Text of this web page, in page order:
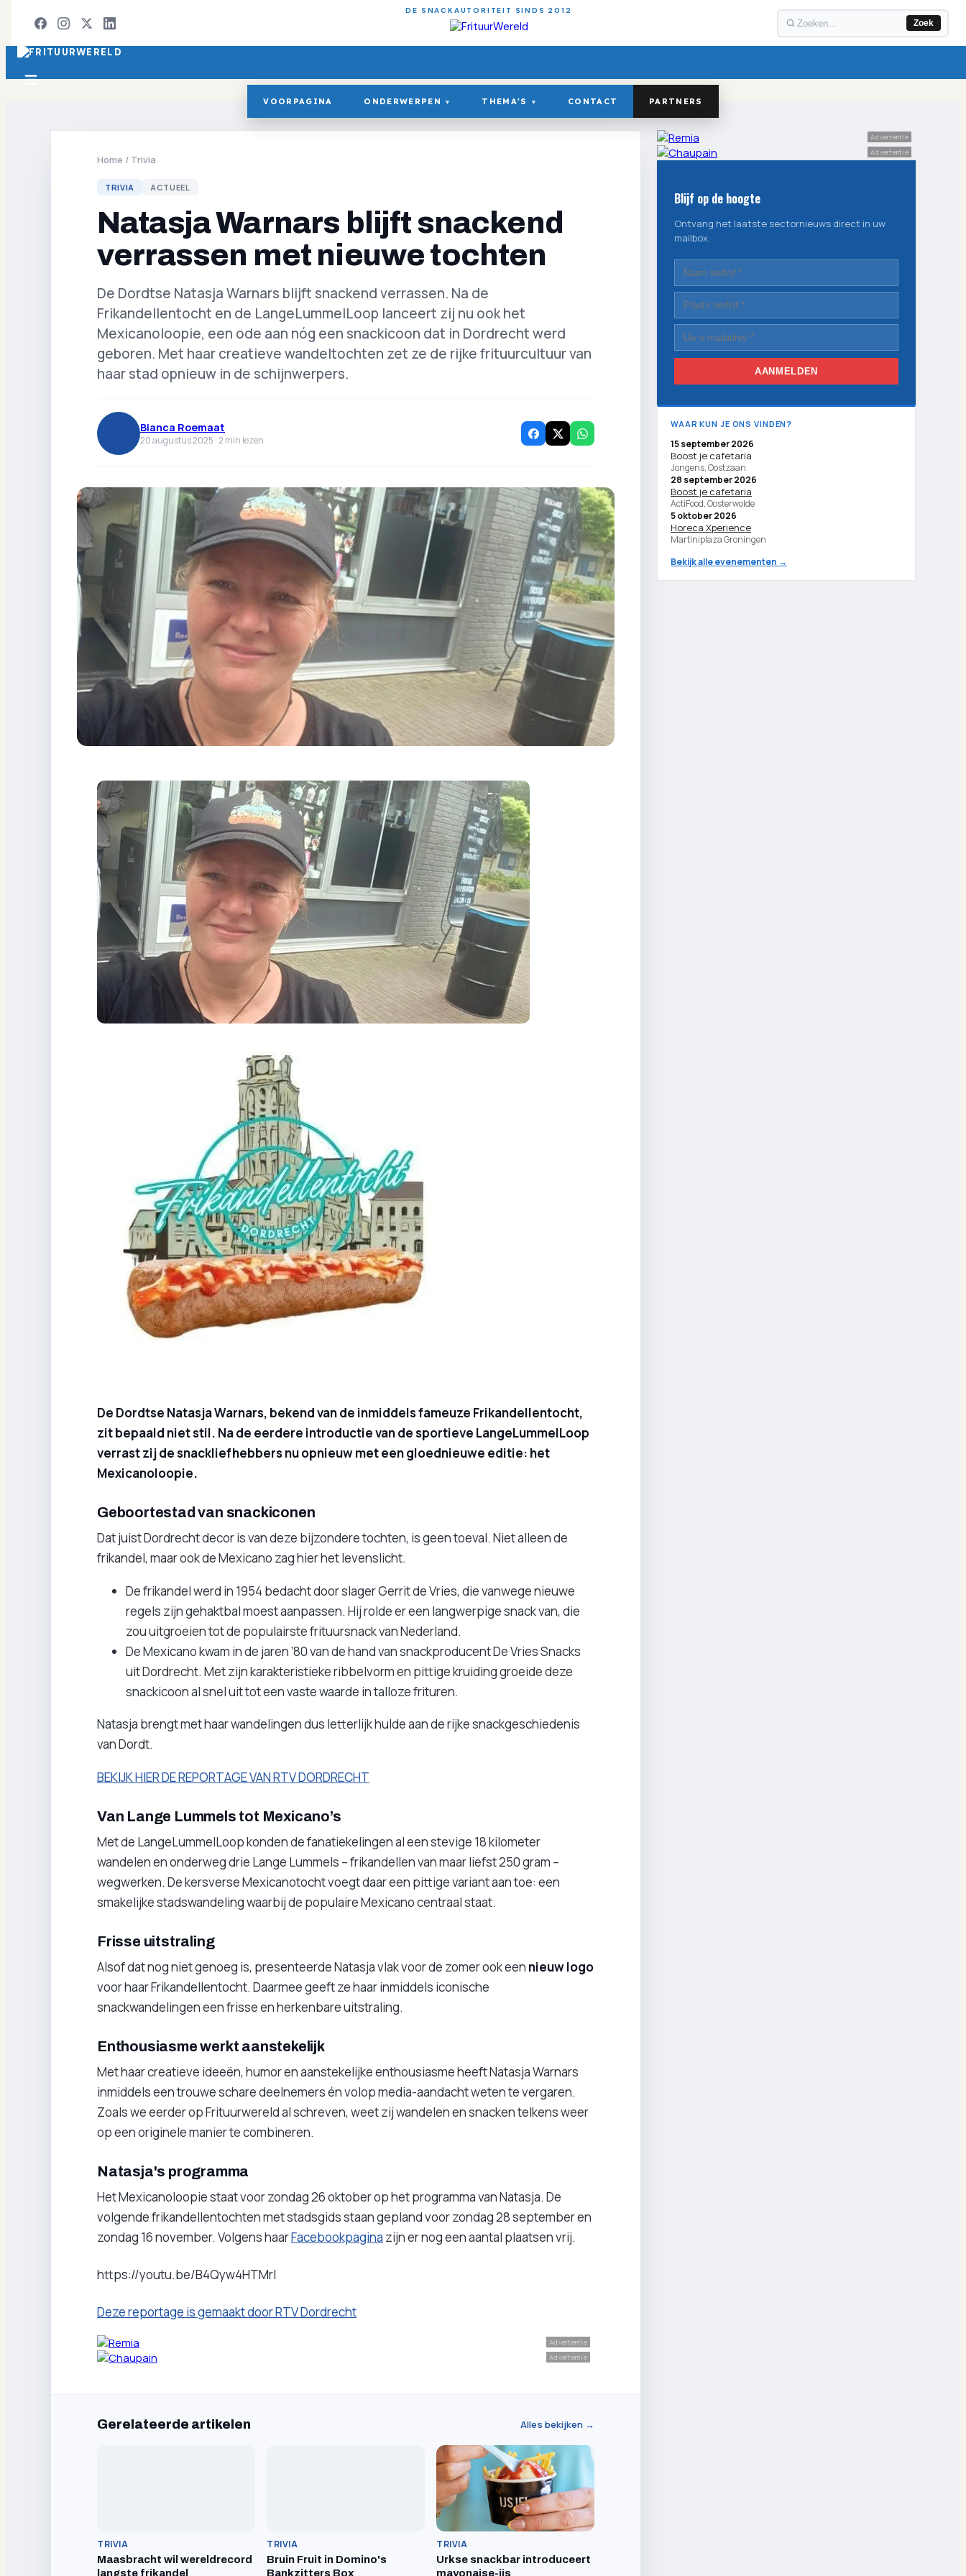
DE SNACKAUTORITEIT SINDS 2012
Zoek
VOORPAGINA ONDERWERPEN ▾ THEMA'S ▾ CONTACT PARTNERS
Home / Trivia
TRIVIA ACTUEEL
Natasja Warnars blijft snackend
verrassen met nieuwe tochten
De Dordtse Natasja Warnars blijft snackend verrassen. Na de
Frikandellentocht en de LangeLummelLoop lanceert zij nu ook het
Mexicanoloopie, een ode aan nóg een snackicoon dat in Dordrecht werd
geboren. Met haar creatieve wandeltochten zet ze de rijke frituurcultuur van
haar stad opnieuw in de schijnwerpers.
Bianca Roemaat
20 augustus 2025 ·2 min lezen
De Dordtse Natasja Warnars, bekend van de inmiddels fameuze Frikandellentocht,
zit bepaald niet stil. Na de eerdere introductie van de sportieve LangeLummelLoop
verrast zij de snackliefhebbers nu opnieuw met een gloednieuwe editie: het
Mexicanoloopie.
Geboortestad van snackiconen
Dat juist Dordrecht decor is van deze bijzondere tochten, is geen toeval. Niet alleen de
frikandel, maar ook de Mexicano zag hier het levenslicht.
De frikandel werd in 1954 bedacht door slager Gerrit de Vries, die vanwege nieuwe
regels zijn gehaktbal moest aanpassen. Hij rolde er een langwerpige snack van, die
zou uitgroeien tot de populairste frituursnack van Nederland.
De Mexicano kwam in de jaren ’80 van de hand van snackproducent De Vries Snacks
uit Dordrecht. Met zijn karakteristieke ribbelvorm en pittige kruiding groeide deze
snackicoon al snel uit tot een vaste waarde in talloze frituren.
Natasja brengt met haar wandelingen dus letterlijk hulde aan de rijke snackgeschiedenis
van Dordt.
BEKIJK HIER DE REPORTAGE VAN RTV DORDRECHT
Van Lange Lummels tot Mexicano’s
Met de LangeLummelLoop konden de fanatiekelingen al een stevige 18 kilometer
wandelen en onderweg drie Lange Lummels – frikandellen van maar liefst 250 gram –
wegwerken. De kersverse Mexicanotocht voegt daar een pittige variant aan toe: een
smakelijke stadswandeling waarbij de populaire Mexicano centraal staat.
Frisse uitstraling
Alsof dat nog niet genoeg is, presenteerde Natasja vlak voor de zomer ook een nieuw logo
voor haar Frikandellentocht. Daarmee geeft ze haar inmiddels iconische
snackwandelingen een frisse en herkenbare uitstraling.
Enthousiasme werkt aanstekelijk
Met haar creatieve ideeën, humor en aanstekelijke enthousiasme heeft Natasja Warnars
inmiddels een trouwe schare deelnemers én volop media-aandacht weten te vergaren.
Zoals we eerder op Frituurwereld al schreven, weet zij wandelen en snacken telkens weer
op een originele manier te combineren.
Natasja's programma
Het Mexicanoloopie staat voor zondag 26 oktober op het programma van Natasja. De
volgende frikandellentochten met stadsgids staan gepland voor zondag 28 september en
zondag 16 november. Volgens haarFacebookpagina zijn er nog een aantal plaatsen vrij.
https://youtu.be/B4Qyw4HTMrI
Deze reportage is gemaakt door RTV Dordrecht
Advertentie
Advertentie
Gerelateerde artikelen Alles bekijken →
TRIVIA
Maasbracht wil wereldrecord
langste frikandel
TRIVIA
Bruin Fruit in Domino's
Bankzitters Box
TRIVIA
Urkse snackbar introduceert
mayonaise-ijs
Advertentie
Advertentie
Blijf op de hoogte
Ontvang het laatste sectornieuws direct in uw
mailbox.
AANMELDEN
WAAR KUN JE ONS VINDEN?
15 september 2026
Boost je cafetaria
Jongens, Oostzaan
28 september 2026
Boost je cafetaria
ActiFood, Oosterwolde
5 oktober 2026
Horeca Xperience
Martiniplaza Groningen
Bekijk alle evenementen →